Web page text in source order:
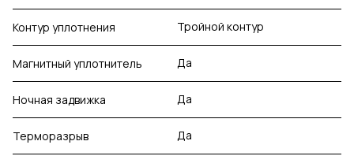
Контур уплотнения Тройной контур
Магнитный уплотнитель Да
Ночная задвижка Да
Терморазрыв Да